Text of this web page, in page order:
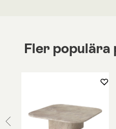
Fler